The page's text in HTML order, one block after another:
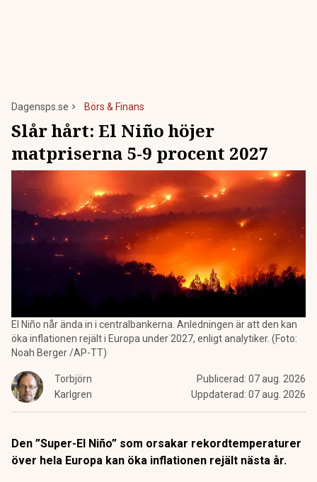
Dagensps.se Börs & Finans
Slår hårt: El Niño höjer
matpriserna 5-9 procent 2027
El Niño når ända in i centralbankerna. Anledningen är att den kan
öka inflationen rejält i Europa under 2027, enligt analytiker. (Foto:
Noah Berger /AP-TT)
Torbjörn
Karlgren
Publicerad: 07 aug. 2026
Uppdaterad: 07 aug. 2026
Den ”Super-El Niño” som orsakar rekordtemperaturer
över hela Europa kan öka inflationen rejält nästa år.